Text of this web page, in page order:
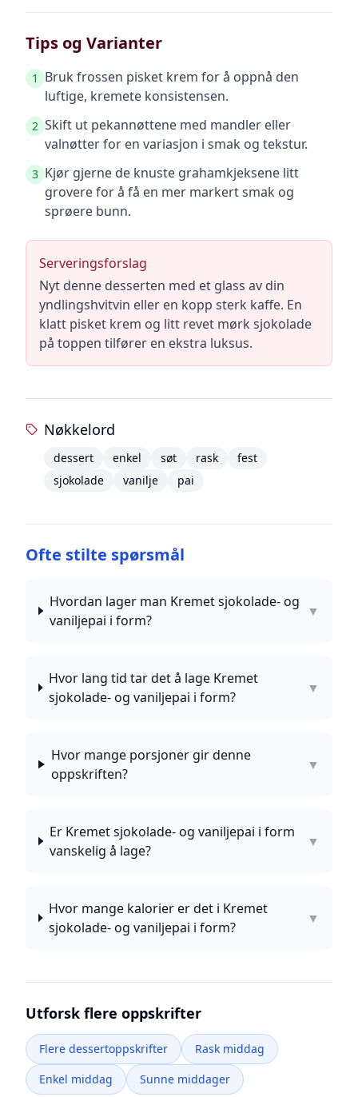
Tips og Varianter
1
Bruk frossen pisket krem for å oppnå den
luftige, kremete konsistensen.
2 Skift ut pekannøttene med mandler eller
valnøtter for en variasjon i smak og tekstur.
3 Kjør gjerne de knuste grahamkjeksene litt
grovere for å få en mer markert smak og
sprøere bunn.
Serveringsforslag
Nyt denne desserten med et glass av din
yndlingshvitvin eller en kopp sterk kaffe. En
klatt pisket krem og litt revet mørk sjokolade
på toppen tilfører en ekstra luksus.
Nøkkelord
dessert enkel søt rask
fest
sjokolade
vanilje pai
Ofte stilte spørsmål
Hvordan lager man Kremet sjokolade- og
vaniljepai i form?
▼
Hvor lang tid tar det å lage Kremet
sjokolade- og vaniljepai i form?
▼
Hvor mange porsjoner gir denne
oppskriften?
▼
Er Kremet sjokolade- og vaniljepai i form
vanskelig å lage?
▼
Hvor mange kalorier er det i Kremet
sjokolade- og vaniljepai i form?
▼
Utforsk flere oppskrifter
Flere dessertoppskrifter
Rask middag
Enkel middag
Sunne middager